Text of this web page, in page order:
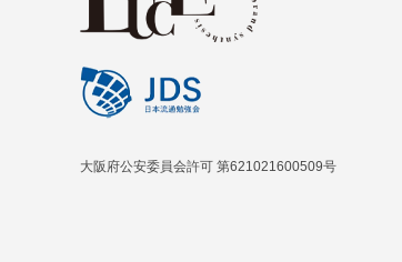
大阪府公安委員会許可 第621021600509号